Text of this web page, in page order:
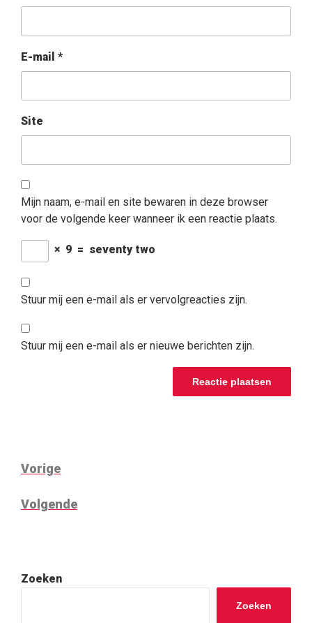
E-mail *
Site
Mijn naam, e-mail en site bewaren in deze browser
voor de volgende keer wanneer ik een reactie plaats.
× 9 = seventy two
Stuur mij een e-mail als er vervolgreacties zijn.
Stuur mij een e-mail als er nieuwe berichten zijn.
BERICHTNAVIGATIE
Vorig
Vorige
Volgend
Volgende
Zoeken
Zoeken